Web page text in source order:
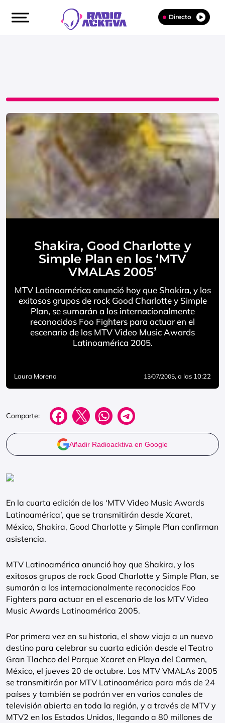
Directo
Shakira, Good Charlotte y
Simple Plan en los ‘MTV
VMALAs 2005’
MTV Latinoamérica anunció hoy que Shakira, y los
exitosos grupos de rock Good Charlotte y Simple
Plan, se sumarán a los internacionalmente
reconocidos Foo Fighters para actuar en el
escenario de los MTV Video Music Awards
Latinoamérica 2005.
Laura Moreno 13/07/2005, a las 10:22
Comparte:
Añadir Radioacktiva en Google
En la cuarta edición de los ‘MTV Video Music Awards
Latinoamérica’, que se transmitirán desde Xcaret,
México, Shakira, Good Charlotte y Simple Plan confirman
asistencia.
MTV Latinoamérica anunció hoy que Shakira, y los
exitosos grupos de rock Good Charlotte y Simple Plan, se
sumarán a los internacionalmente reconocidos Foo
Fighters para actuar en el escenario de los MTV Video
Music Awards Latinoamérica 2005.
Por primera vez en su historia, el show viaja a un nuevo
destino para celebrar su cuarta edición desde el Teatro
Gran Tlachco del Parque Xcaret en Playa del Carmen,
México, el jueves 20 de octubre. Los MTV VMALAs 2005
se transmitirán por MTV Latinoamérica para más de 24
países y también se podrán ver en varios canales de
televisión abierta en toda la región, y a través de MTV y
MTV2 en los Estados Unidos, llegando a 80 millones de